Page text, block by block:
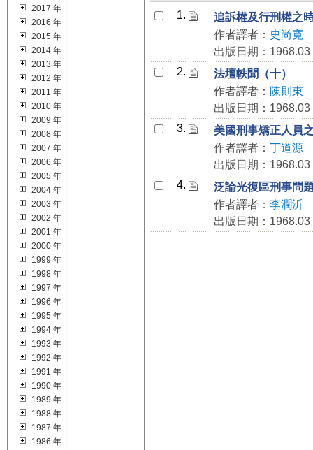
2017 年
2016 年
2015 年
2014 年
2013 年
2012 年
2011 年
2010 年
2009 年
2008 年
2007 年
2006 年
2005 年
2004 年
2003 年
2002 年
2001 年
2000 年
1999 年
1998 年
1997 年
1996 年
1995 年
1994 年
1993 年
1992 年
1991 年
1990 年
1989 年
1988 年
1987 年
1986 年
1.
追訴權及行刑權之
作者譯者： 史尚寬
出版日期：1968.03
2.
法壇軼聞（十）
作者譯者： 陳則東
出版日期：1968.03
3.
美國刑事矯正人員
作者譯者： 丁道源
出版日期：1968.03
4.
泛論光復區刑事問
作者譯者： 李潤沂
出版日期：1968.03